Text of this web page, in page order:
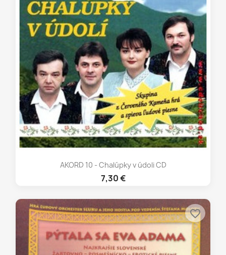
AKORD 10 - Chalúpky v údoli CD
7,30 €
favorite_border